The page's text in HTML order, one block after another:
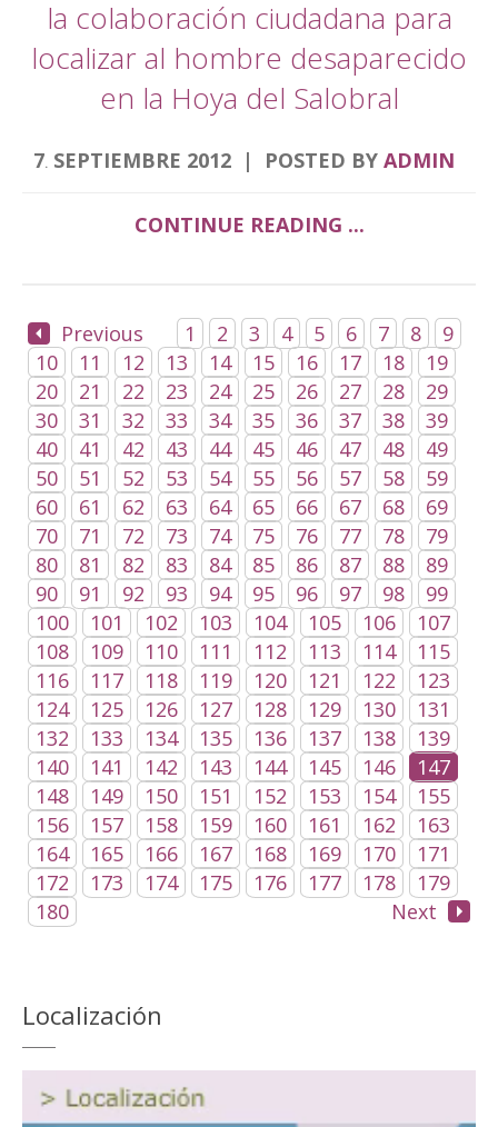
la colaboración ciudadana para
localizar al hombre desaparecido
en la Hoya del Salobral
7. SEPTIEMBRE 2012 POSTED BY ADMIN
CONTINUE READING ...
Previous 1 2 3 4 5 6 7 8
9
10
11 12 13 14 15 16 17 18
19
20
21 22 23 24 25 26 27 28
29
30
31 32 33 34 35 36 37 38
39
40
41 42 43 44 45 46 47 48
49
50
51 52 53 54 55 56 57 58
59
60
61 62 63 64 65 66 67 68
69
70
71 72 73 74 75 76 77 78
79
80
81 82 83 84 85 86 87 88
89
90
91 92 93 94 95 96 97 98
99
100
101 102 103 104 105 106
107
108
109 110 111 112 113 114
115
116
117 118 119 120 121 122
123
124
125 126 127 128 129 130
131
132
133 134 135 136 137 138
139
140
141 142 143 144 145 146
147
148
149 150 151 152 153 154
155
156
157 158 159 160 161 162
163
164
165 166 167 168 169 170
171
172
173 174 175 176 177 178
179
180
Next
Localización
Reproductor
de